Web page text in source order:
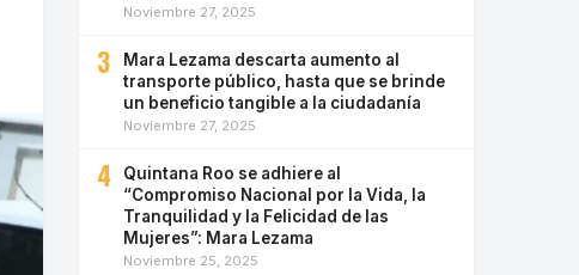
Noviembre 27, 2025
3
Mara Lezama descarta aumento al
transporte público, hasta que se brinde
un beneficio tangible a la ciudadanía
Noviembre 27, 2025
4
Quintana Roo se adhiere al
“Compromiso Nacional por la Vida, la
Tranquilidad y la Felicidad de las
Mujeres”: Mara Lezama
Noviembre 25, 2025